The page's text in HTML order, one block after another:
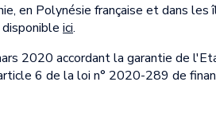
en Polynésie française et dans
ici.
2020 accordant la garantie de
6 de la loi n° 2020-289 de